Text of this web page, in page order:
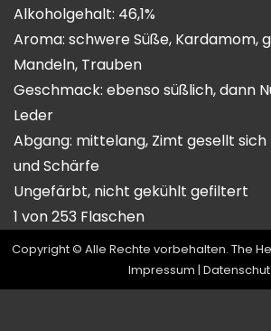
Alkoholgehalt: 46,1%
Aroma: schwere Süße, Kardamom,
Mandeln, Trauben
Geschmack: ebenso süßlich, dann
Leder
Abgang: mittelang, Zimt gesellt sich
und Schärfe
Ungefärbt, nicht gekühlt gefiltert
1 von 253 Flaschen
Copyright © Alle Rechte vorbehalten. The
Impressum |